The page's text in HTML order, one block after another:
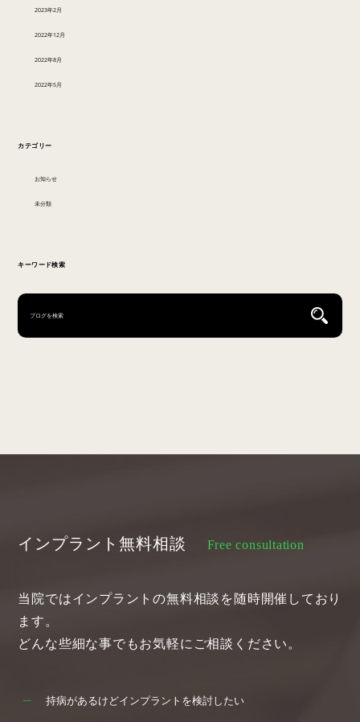
2023年2月
2022年12月
2022年8月
2022年5月
カテゴリー
お知らせ
未分類
キーワード検索
インプラント無料相談 Free consultation
当院ではインプラントの無料相談を随時開催しており
ます。
どんな些細な事でもお気軽にご相談ください。
持病があるけどインプラントを検討したい